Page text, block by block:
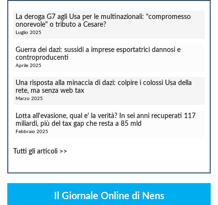
La deroga G7 agli Usa per le multinazionali: "compromesso
onorevole" o tributo a Cesare?
Luglio 2025
Guerra dei dazi: sussidi a imprese esportatrici dannosi e
controproducenti
Aprile 2025
Una risposta alla minaccia di dazi: colpire i colossi Usa della
rete, ma senza web tax
Marzo 2025
Lotta all'evasione, qual e' la verità? In sei anni recuperati 117
miliardi, più del tax gap che resta a 85 mld
Febbraio 2025
Tutti gli articoli >>
Il Giornale Online di Nens